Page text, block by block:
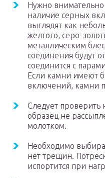
Нужно
наличие серных
выглядят как
желтого, серо-
металлическим
соединения будут
соединится с
Если камни имеют
включений, камни
Следует проверить
образец не
молотком.
Необходимо
нет трещин.
испортится при